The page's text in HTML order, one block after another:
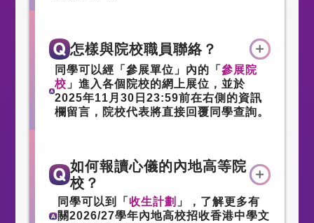
怎樣與院校職員聯絡？
同學可以經「參展單位」內的「參展院
校 」進入各個院校的網上展位，並於
2025年11月30日23:59前在右側的資訊
欄留言，院校代表將直接回覆同學查詢。
如何報讀心儀的內地高等院
校？
同學可以到「 收生計劃 」，了解更多有
關2026/27學年內地高校招收香港中學文